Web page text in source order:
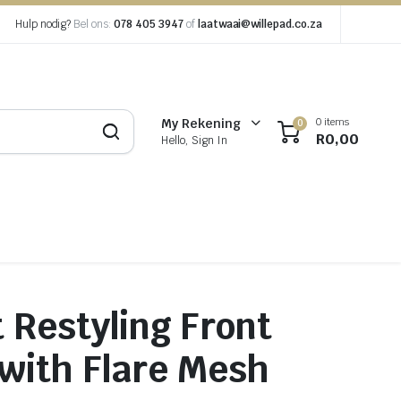
Hulp nodig? Bel ons: 078 405 3947 of laatwaai@willepad.co.za
My Rekening
Hello, Sign In
0 0 items
R0,00
Restyling Front
Flare Mesh